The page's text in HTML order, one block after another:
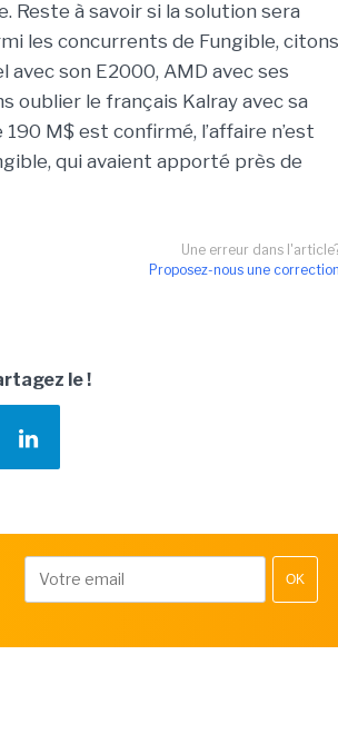
Reste à savoir si la solution sera
les concurrents de Fungible, citons
son E2000, AMD avec ses
oublier le français Kalray avec sa
M$ est confirmé, l’affaire n’est
qui avaient apporté près de
Une erreur dans
Proposez-nous une correction
le !
OK